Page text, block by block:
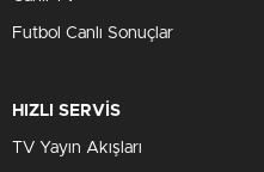
Futbol Canlı Sonuçlar
HIZLI SERVİS
TV Yayın Akışları